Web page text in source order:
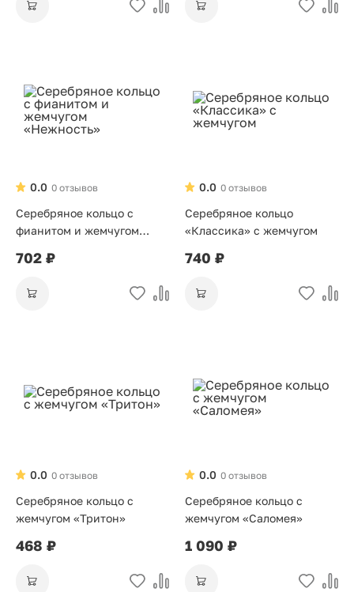
0 отзывов
0.0
Серебряное кольцо с
фианитом и жемчугом
702 ₽
0 отзывов
0.0
Серебряное кольцо
«Классика» с жемчугом
740 ₽
0 отзывов
0.0
Серебряное кольцо с
жемчугом «Тритон»
468 ₽
0 отзывов
0.0
Серебряное кольцо с
жемчугом «Саломея»
1 090 ₽